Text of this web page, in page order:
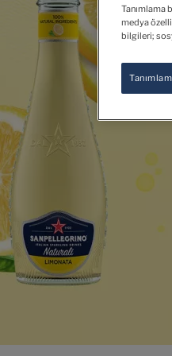
Tanımlama
medya
bilgileri;